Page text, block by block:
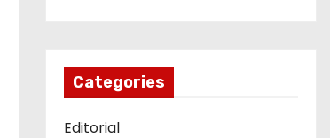
Categories
Editorial